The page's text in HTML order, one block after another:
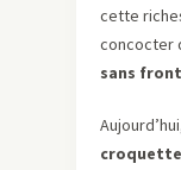
cette
concocter
sans